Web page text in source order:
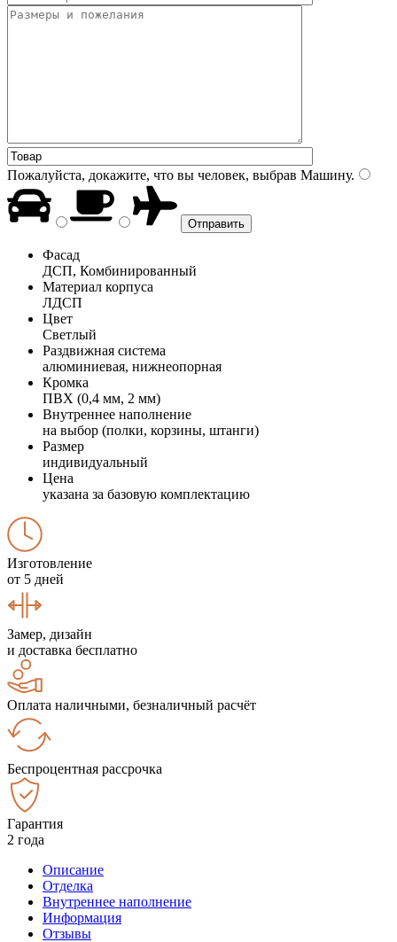
Пожалуйста, докажите, что вы человек, выбрав Машину.
Фасад
ДСП, Комбинированный
Материал корпуса
ЛДСП
Цвет
Светлый
Раздвижная система
алюминиевая, нижнеопорная
Кромка
ПВХ (0,4 мм, 2 мм)
Внутреннее наполнение
на выбор (полки, корзины, штанги)
Размер
индивидуальный
Цена
указана за базовую комплектацию
Изготовление
от 5 дней
Замер, дизайн
и доставка бесплатно
Оплата наличными, безналичный расчёт
Беспроцентная рассрочка
Гарантия
2 года
Описание
Отделка
Внутреннее наполнение
Информация
Отзывы